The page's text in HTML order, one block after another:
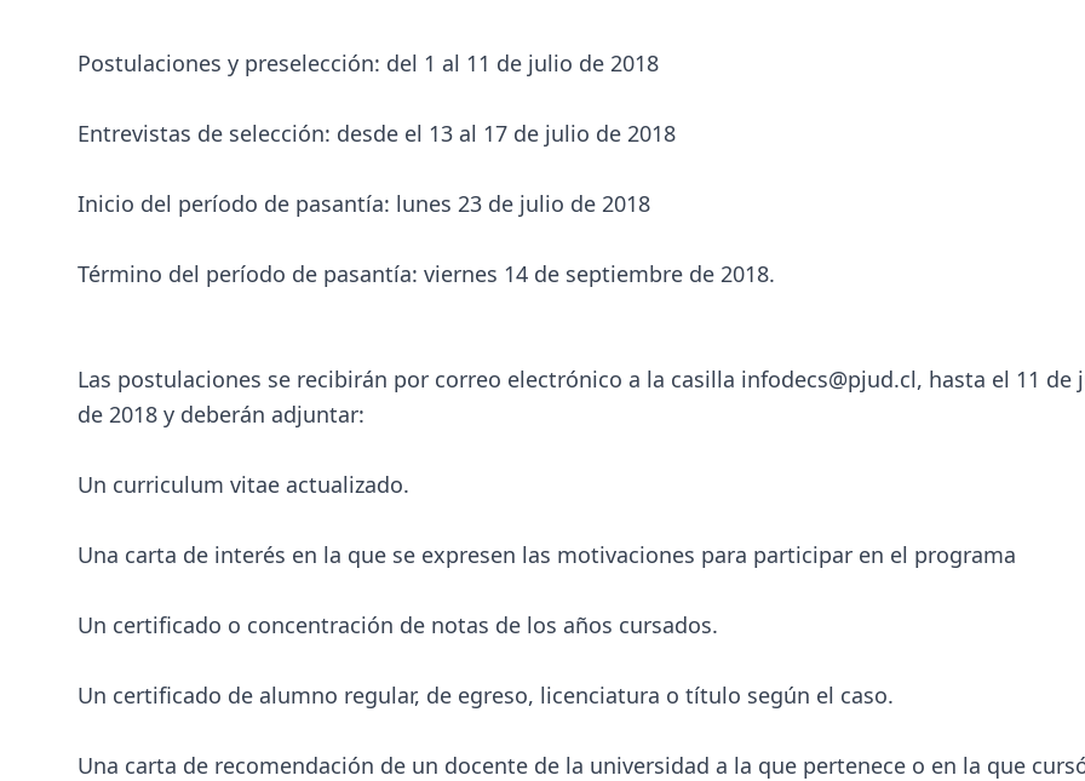
Postulaciones y preselección: del 1 al 11 de julio de 2018
Entrevistas de selección: desde el 13 al 17 de julio de 2018
Inicio del período de pasantía: lunes 23 de julio de 2018
Término del período de pasantía: viernes 14 de septiembre de 2018.
Las postulaciones se recibirán por correo electrónico a la casilla infodecs@pjud.cl, hasta el 11 de
de 2018 y deberán adjuntar:
Un curriculum vitae actualizado.
Una carta de interés en la que se expresen las motivaciones para participar en el programa
Un certificado o concentración de notas de los años cursados.
Un certificado de alumno regular, de egreso, licenciatura o título según el caso.
Una carta de recomendación de un docente de la universidad a la que pertenece o en la que